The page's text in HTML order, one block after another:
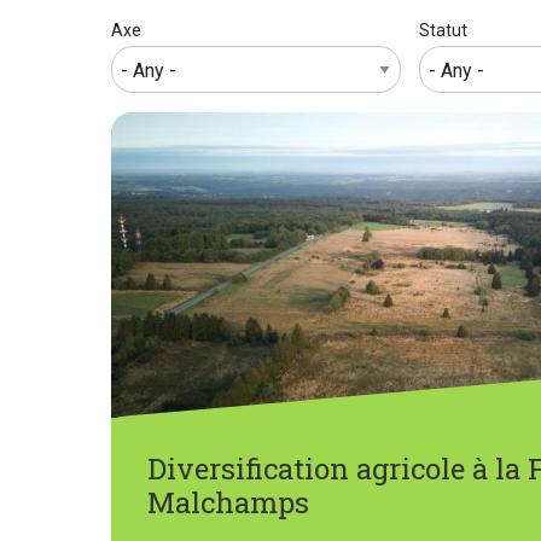
here
Axe Statut
Diversification agricole à la
Malchamps